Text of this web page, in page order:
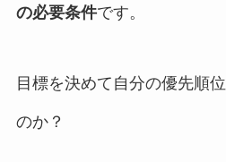
の必要条件です。
目標を決めて自分の優先順
のか？